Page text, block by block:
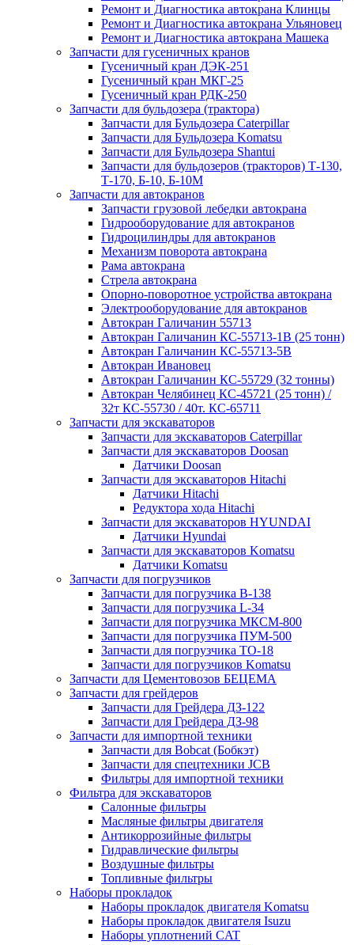
Ремонт и Диагностика автокрана Клинцы
Ремонт и Диагностика автокрана Ульяновец
Ремонт и Диагностика автокрана Машека
Запчасти для гусеничных кранов
Гусеничный кран ДЭК-251
Гусеничный кран МКГ-25
Гусеничный кран РДК-250
Запчасти для бульдозера (трактора)
Запчасти для Бульдозера Caterpillar
Запчасти для Бульдозера Komatsu
Запчасти для Бульдозера Shantui
Запчасти для бульдозеров (тракторов) Т-130,
Т-170, Б-10, Б-10М
Запчасти для автокранов
Запчасти грузовой лебедки автокрана
Гидрооборудование для автокранов
Гидроцилиндры для автокранов
Механизм поворота автокрана
Рама автокрана
Стрела автокрана
Опорно-поворотное устройства автокрана
Электрооборудование для автокранов
Автокран Галичанин 55713
Автокран Галичанин КС-55713-1В (25 тонн)
Автокран Галичанин КС-55713-5В
Автокран Ивановец
Автокран Галичанин КС-55729 (32 тонны)
Автокран Челябинец КС-45721 (25 тонн) /
32т КС-55730 / 40т. КС-65711
Запчасти для экскаваторов
Запчасти для экскаваторов Caterpillar
Запчасти для экскаваторов Doosan
Датчики Doosan
Запчасти для экскаваторов Hitachi
Датчики Hitachi
Редуктора хода Hitachi
Запчасти для экскаваторов HYUNDAI
Датчики Hyundai
Запчасти для экскаваторов Komatsu
Датчики Komatsu
Запчасти для погрузчиков
Запчасти для погрузчика B-138
Запчасти для погрузчика L-34
Запчасти для погрузчика МКСМ-800
Запчасти для погрузчика ПУМ-500
Запчасти для погрузчика ТО-18
Запчасти для погрузчиков Komatsu
Запчасти для Цементовозов БЕЦЕМА
Запчасти для грейдеров
Запчасти для Грейдера ДЗ-122
Запчасти для Грейдера ДЗ-98
Запчасти для импортной техники
Запчасти для Bobcat (Бобкэт)
Запчасти для спецтехники JCB
Фильтры для импортной техники
Фильтра для экскаваторов
Салонные фильтры
Масляные фильтры двигателя
Антикоррозийные фильтры
Гидравлические фильтры
Воздушные фильтры
Топливные фильтры
Наборы прокладок
Наборы прокладок двигателя Komatsu
Наборы прокладок двигателя Isuzu
Наборы уплотнений CAT